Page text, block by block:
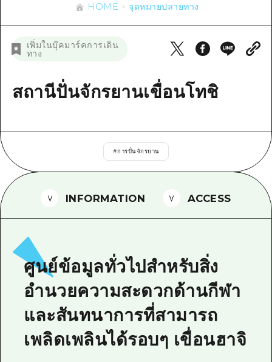
สถานบันเทิงยามค่ำคืน
มาตรฐาน
การรักษา
ธรรมชาติ
บริเวณรอบๆ มิยาจิมะ
เกโฮคุ
จังหวัดเอฮิเมะ
เข้าถึงเข้าถึง
สรุปการจราจรรอง
ตั๋วเที่ยวคุ้มค่าตั๋วเที่ยวคุ้มค่า
ฮิโรชิม่า ฟรี Wi-Fi
คำถามที่พบบ่อย
ดาวน์โหลดรูปภาพ
ข้อมูลการขนส่งระหว่างเกิดภัยพิบัติ
ข่าว
HOME จุดหมายปลายทาง
เพิ่มในบุ๊คมาร์คการเดิน
ทาง
สถานีปั่นจักรยานเขื่อนโทชิ
#การปั่นจักรยาน
INFORMATION ACCESS
ศูนย์ข้อมูลทั่วไปสำหรับสิ่ง
อำนวยความสะดวกด้านกีฬา
และสันทนาการที่สามารถ
เพลิดเพลินได้รอบๆ เขื่อนฮาจิ